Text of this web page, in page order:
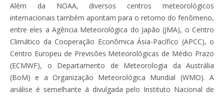
Além da NOAA, diversos centros meteorológicos
internacionais também apontam para o retorno do fenômeno,
entre eles a Agência Meteorológica do Japão (JMA), o Centro
Climático da Cooperação Econômica Ásia-Pacífico (APCC), o
Centro Europeu de Previsões Meteorológicas de Médio Prazo
(ECMWF), o Departamento de Meteorologia da Austrália
(BoM) e a Organização Meteorológica Mundial (WMO). A
análise é semelhante à divulgada pelo Instituto Nacional de